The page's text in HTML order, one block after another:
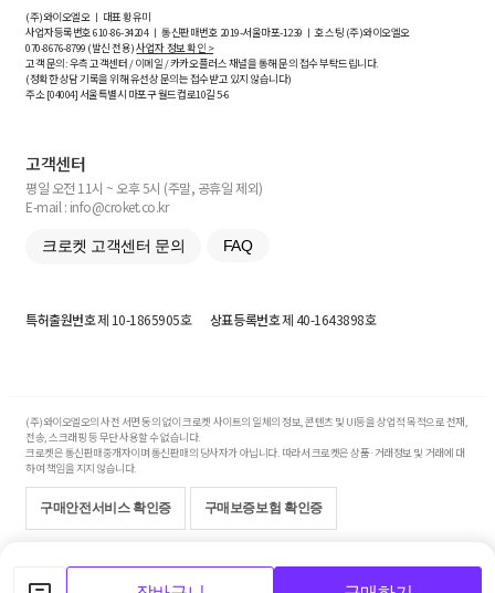
(주)와이오엘오 ㅣ 대표 황유미
사업자등록번호610-86-34204ㅣ 통신판매번호 2019-서울마포-1239 ㅣ 호스팅 (주)와이오엘오
070-8676-8799 (발신 전용)사업자 정보 확인 >
고객 문의: 우측 고객센터 / 이메일 / 카카오플러스 채널을 통해 문의 접수 부탁드립니다.
(정확한 상담 기록을 위해 유선상 문의는 접수받고 있지 않습니다)
주소 [04004] 서울특별시 마포구 월드컵로10길5-6
고객센터
평일 오전 11시 ~ 오후 5시 (주말, 공휴일 제외)
E-mail : info@croket.co.kr
크로켓 고객센터 문의 FAQ
특허출원번호제 10-1865905호 상표등록번호제 40-1643898호
(주)와이오엘오의 사전 서면 동의 없이 크로켓 사이트의 일체의 정보, 콘텐츠 및 UI등을 상업적 목적으로 전재,
전송, 스크래핑 등 무단 사용할 수 없습니다.
크로켓은 통신판매중개자이며 통신판매의 당사자가 아닙니다. 따라서 크로켓은 상품·거래정보 및 거래에 대
하여 책임을 지지 않습니다.
구매안전서비스 확인증 구매보증보험 확인증